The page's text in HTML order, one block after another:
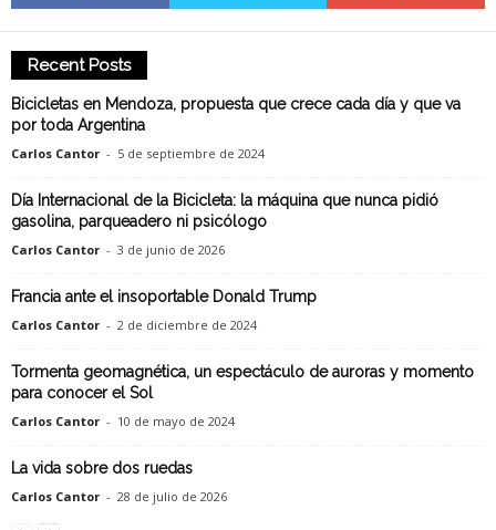
Recent Posts
Bicicletas en Mendoza, propuesta que crece cada día y que va
por toda Argentina
Carlos Cantor - 5 de septiembre de 2024
Día Internacional de la Bicicleta: la máquina que nunca pidió
gasolina, parqueadero ni psicólogo
Carlos Cantor - 3 de junio de 2026
Francia ante el insoportable Donald Trump
Carlos Cantor - 2 de diciembre de 2024
Tormenta geomagnética, un espectáculo de auroras y momento
para conocer el Sol
Carlos Cantor - 10 de mayo de 2024
La vida sobre dos ruedas
Carlos Cantor - 28 de julio de 2026